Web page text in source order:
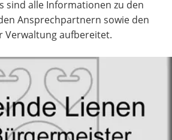
sind alle Informationen zu den
Ansprechpartnern sowie den
Verwaltung aufbereitet.